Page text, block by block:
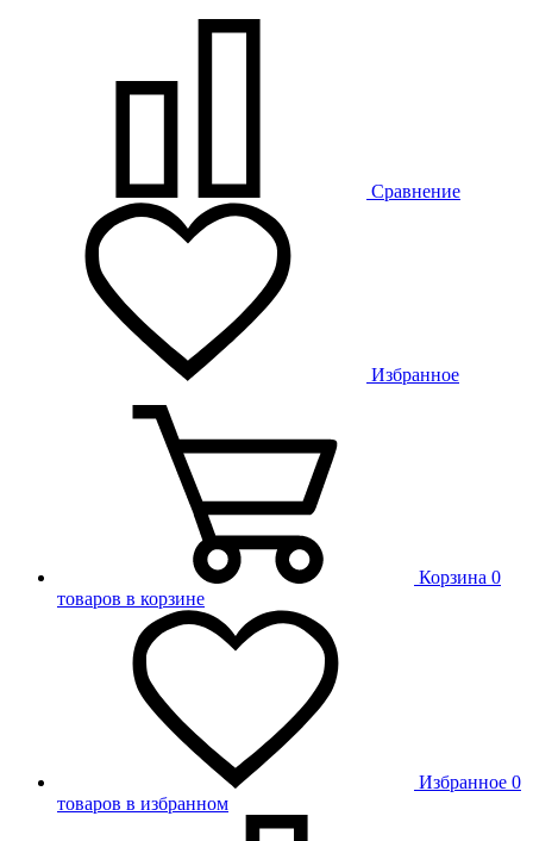
Сравнение
Избранное
Корзина 0
товаров в корзине
Избранное 0
товаров в избранном